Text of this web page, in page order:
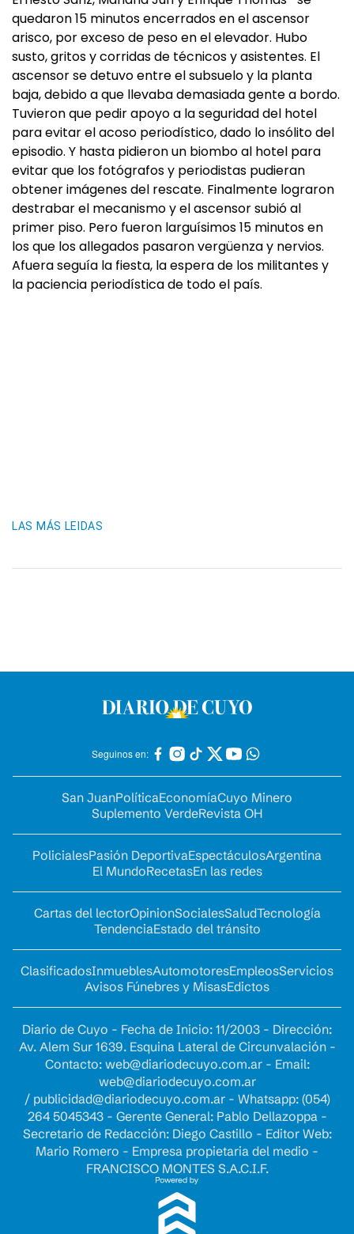
quedaron 15 minutos encerrados en el ascensor
arisco, por exceso de peso en el elevador. Hubo
susto, gritos y corridas de técnicos y asistentes. El
ascensor se detuvo entre el subsuelo y la planta
baja, debido a que llevaba demasiada gente a bordo.
Tuvieron que pedir apoyo a la seguridad del hotel
para evitar el acoso periodístico, dado lo insólito del
episodio. Y hasta pidieron un biombo al hotel para
evitar que los fotógrafos y periodistas pudieran
obtener imágenes del rescate. Finalmente lograron
destrabar el mecanismo y el ascensor subió al
primer piso. Pero fueron larguísimos 15 minutos en
los que los allegados pasaron vergüenza y nervios.
Afuera seguía la fiesta, la espera de los militantes y
la paciencia periodística de todo el país.
LAS MÁS LEIDAS
Seguinos en:
San JuanPolíticaEconomíaCuyo Minero
Suplemento VerdeRevista OH
PolicialesPasión DeportivaEspectáculosArgentina
El MundoRecetasEn las redes
Cartas del lectorOpinionSocialesSaludTecnología
TendenciaEstado del tránsito
ClasificadosInmueblesAutomotoresEmpleosServicios
Avisos Fúnebres y MisasEdictos
Diario de Cuyo - Fecha de Inicio: 11/2003 - Dirección:
Av. Alem Sur 1639. Esquina Lateral de Circunvalación -
Contacto: web@diariodecuyo.com.ar- Email:
web@diariodecuyo.com.ar
/ publicidad@diariodecuyo.com.ar- Whatsapp: (054)
264 5045343 - Gerente General: Pablo Dellazoppa -
Secretario de Redacción: Diego Castillo - Editor Web:
Mario Romero - Empresa propietaria del medio -
FRANCISCO MONTES S.A.C.I.F.